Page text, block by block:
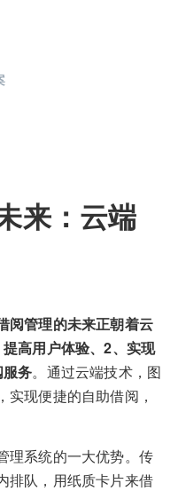
来：云端
阅管理的未来正朝着云
高用户体验、2、实现
务。通过云端技术，图
现便捷的自助借阅，
理系统的一大优势。传
排队，用纸质卡片来借